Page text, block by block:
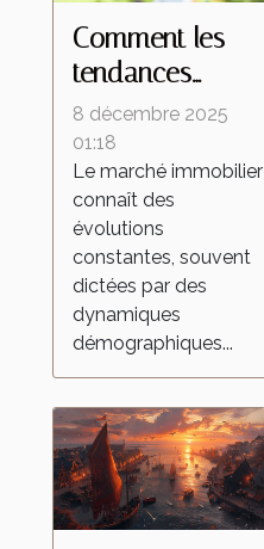
Comment les
tendances
démographiques
influencent-elles
le marché
immobilier ?
8 décembre 2025
01:18
Le marché immobilier
connaît des
évolutions
constantes, souvent
dictées par des
dynamiques
démographiques...